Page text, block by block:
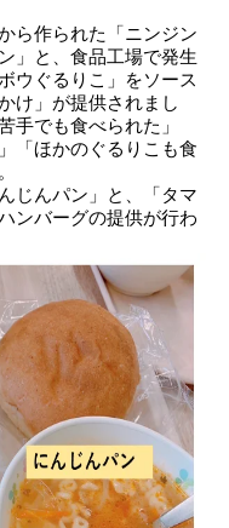
ら作られた「ニンジン
」と、食品工場で発生
ウぐるりこ」をソース
け」が提供されまし
手でも食べられた」
「ほかのぐるりこも食
じんパン」と、「タマ
ンバーグの提供が行わ